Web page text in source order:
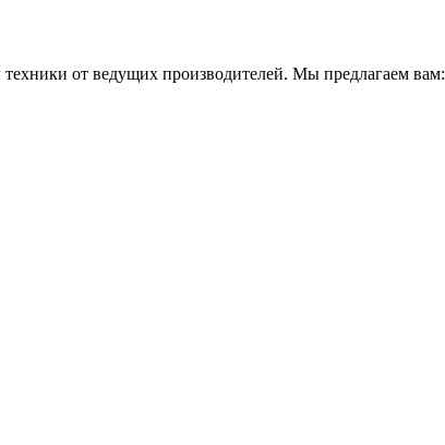
от ведущих производителей. Мы предлагаем вам: